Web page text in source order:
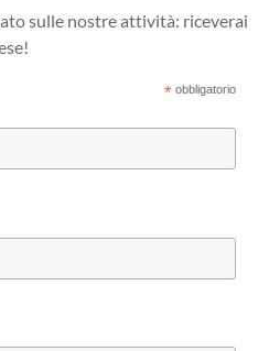
sulle nostre attività: riceverai
* obbligatorio